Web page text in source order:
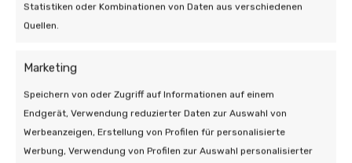
Statistiken oder Kombinationen von Daten aus verschiedenen
Quellen.
Marketing
Speichern von oder Zugriff auf Informationen auf einem
Endgerät, Verwendung reduzierter Daten zur Auswahl von
Werbeanzeigen, Erstellung von Profilen für personalisierte
Werbung, Verwendung von Profilen zur Auswahl personalisierter